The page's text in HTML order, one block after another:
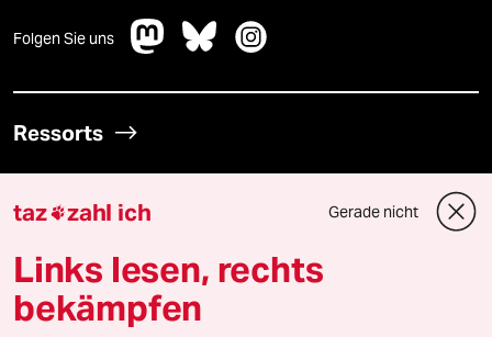
Folgen Sie uns
Ressorts
Politik
Öko
Gesellschaft
taz zahl ich Gerade nicht
Links lesen, rechts
bekämpfen